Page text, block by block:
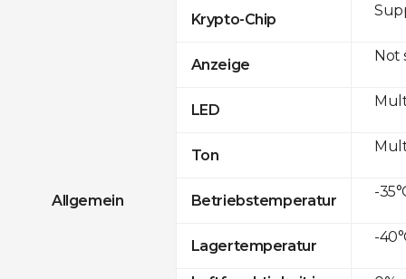
Allgemein
Krypto-Chip
Anzeige
LED
Ton
Betriebstemperatur
Lagertemperatur
Not
-
-